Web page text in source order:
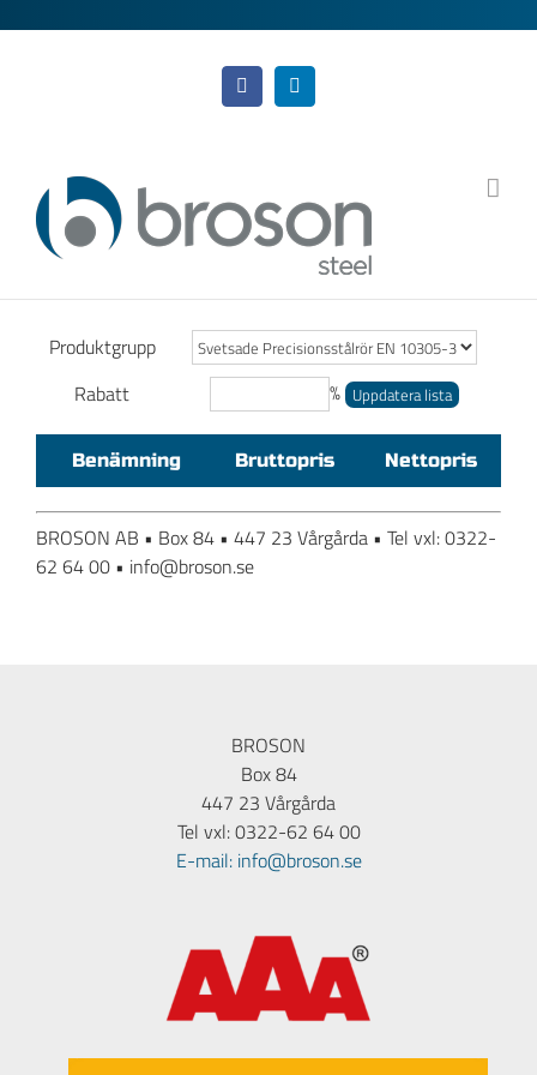
Facebook
Produktgrupp
Rabatt
%
Benämning Bruttopris Nettopris
BROSON AB • Box 84 • 447 23 Vårgårda • Tel vxl: 0322-
62 64 00 • info@broson.se
BROSON
Box 84
447 23 Vårgårda
Tel vxl: 0322-62 64 00
E-mail: info@broson.se